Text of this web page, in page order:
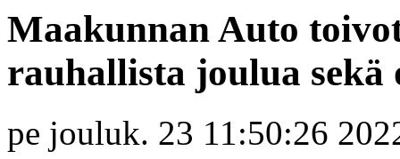
Maakunnan Auto
rauhallista joulua sekä
pe jouluk. 23 11:50:26